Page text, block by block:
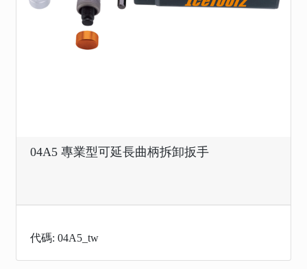
04A5 專業型可延長曲柄拆卸扳手
代碼: 04A5_tw